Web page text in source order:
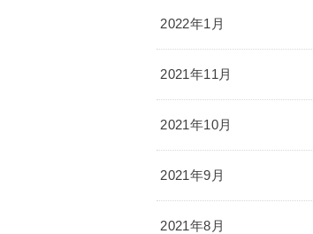
2022年1月
2021年11月
2021年10月
2021年9月
2021年8月